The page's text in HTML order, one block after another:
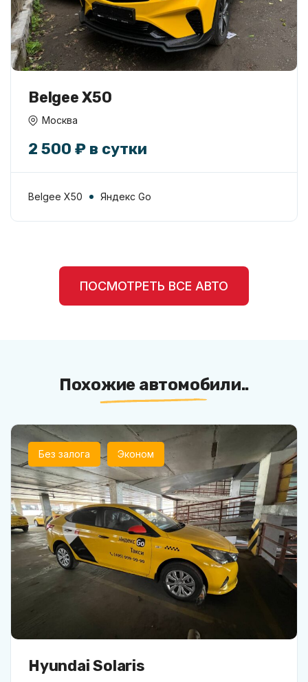
Belgee X50
Москва
2 500 ₽ в сутки
Belgee X50 Яндекс Go
ПОСМОТРЕТЬ ВСЕ АВТО
Похожие автомобили..
Без залога Эконом
Hyundai Solaris